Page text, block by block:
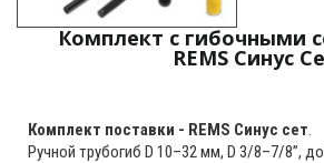
Комплект с гибочными
REMS Синус
Комплект поставки - REMS Синус сет.
Ручной трубогиб D 10–32 мм, D 3/8–7/8”,